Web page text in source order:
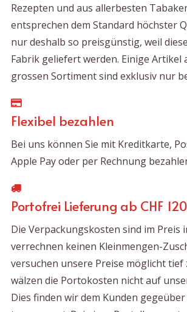
Rezepten und aus allerbesten
entsprechen dem Standard höchster
nur deshalb so preisgünstig, weil
Fabrik geliefert werden. Einige Artikel
grossen Sortiment sind exklusiv nur
Flexibel bezahlen
Bei uns können Sie mit Kreditkarte,
Apple Pay oder per Rechnung
Portofrei Lieferung ab CHF
Die Verpackungskosten sind im Preis
verrechnen keinen Kleinmengen-
versuchen unsere Preise möglicht tief
wälzen die Portokosten nicht auf
Dies finden wir dem Kunden